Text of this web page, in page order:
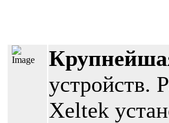
устройств.
Xeltek